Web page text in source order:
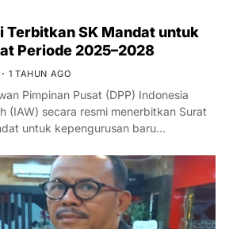
Terbitkan SK Mandat untuk
Periode 2025–2028
1 TAHUN AGO
Pimpinan Pusat (DPP) Indonesia
(IAW) secara resmi menerbitkan Surat
untuk kepengurusan baru…